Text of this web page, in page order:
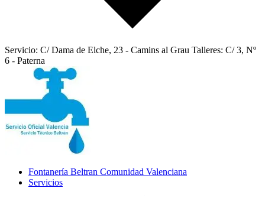
Servicio: C/ Dama de Elche, 23 - Camins al Grau Talleres: C/ 3, Nº
6 - Paterna
Fontanería Beltran Comunidad Valenciana
Servicios